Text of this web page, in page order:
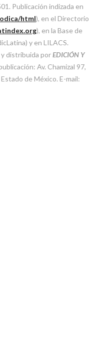
Publicación indizada en
html), en el Directorio
), en la Base de
y en LILACS.
y distribuida porEDICIÓN Y
Av. Chamizal 97,
de México. E-mail: